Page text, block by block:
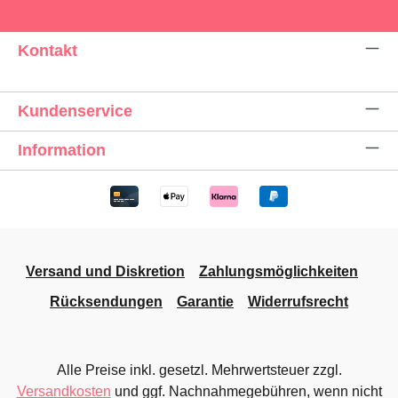
Kontakt
Kundenservice
Information
Versand und Diskretion
Zahlungsmöglichkeiten
Rücksendungen
Garantie Widerrufsrecht
Alle Preise inkl. gesetzl. Mehrwertsteuer zzgl.
Versandkosten und ggf. Nachnahmegebühren, wenn nicht